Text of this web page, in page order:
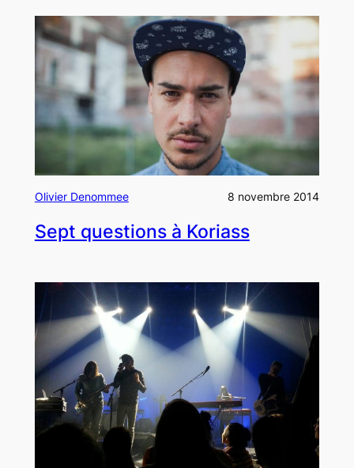
Olivier Denommee 8 novembre 2014
Sept questions à Koriass